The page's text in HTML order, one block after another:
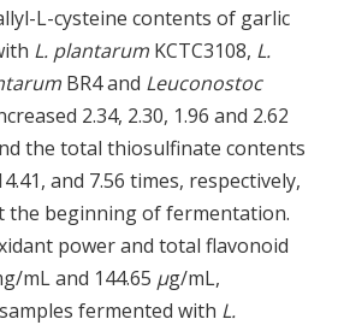
L-cysteine contents of garlic
L. plantarum KCTC3108, L.
BR4 and Leuconostoc
2.34, 2.30, 1.96 and 2.62
the total thiosulfinate contents
and 7.56 times, respectively,
the beginning of fermentation.
power and total flavonoid
mL and 144.65 μg/mL,
fermented with L.